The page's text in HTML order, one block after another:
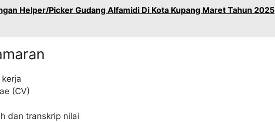
Helper/Picker Gudang Alfamidi Di Kota Kupang Maret Tahun 2025
(CV)
dan transkrip nilai